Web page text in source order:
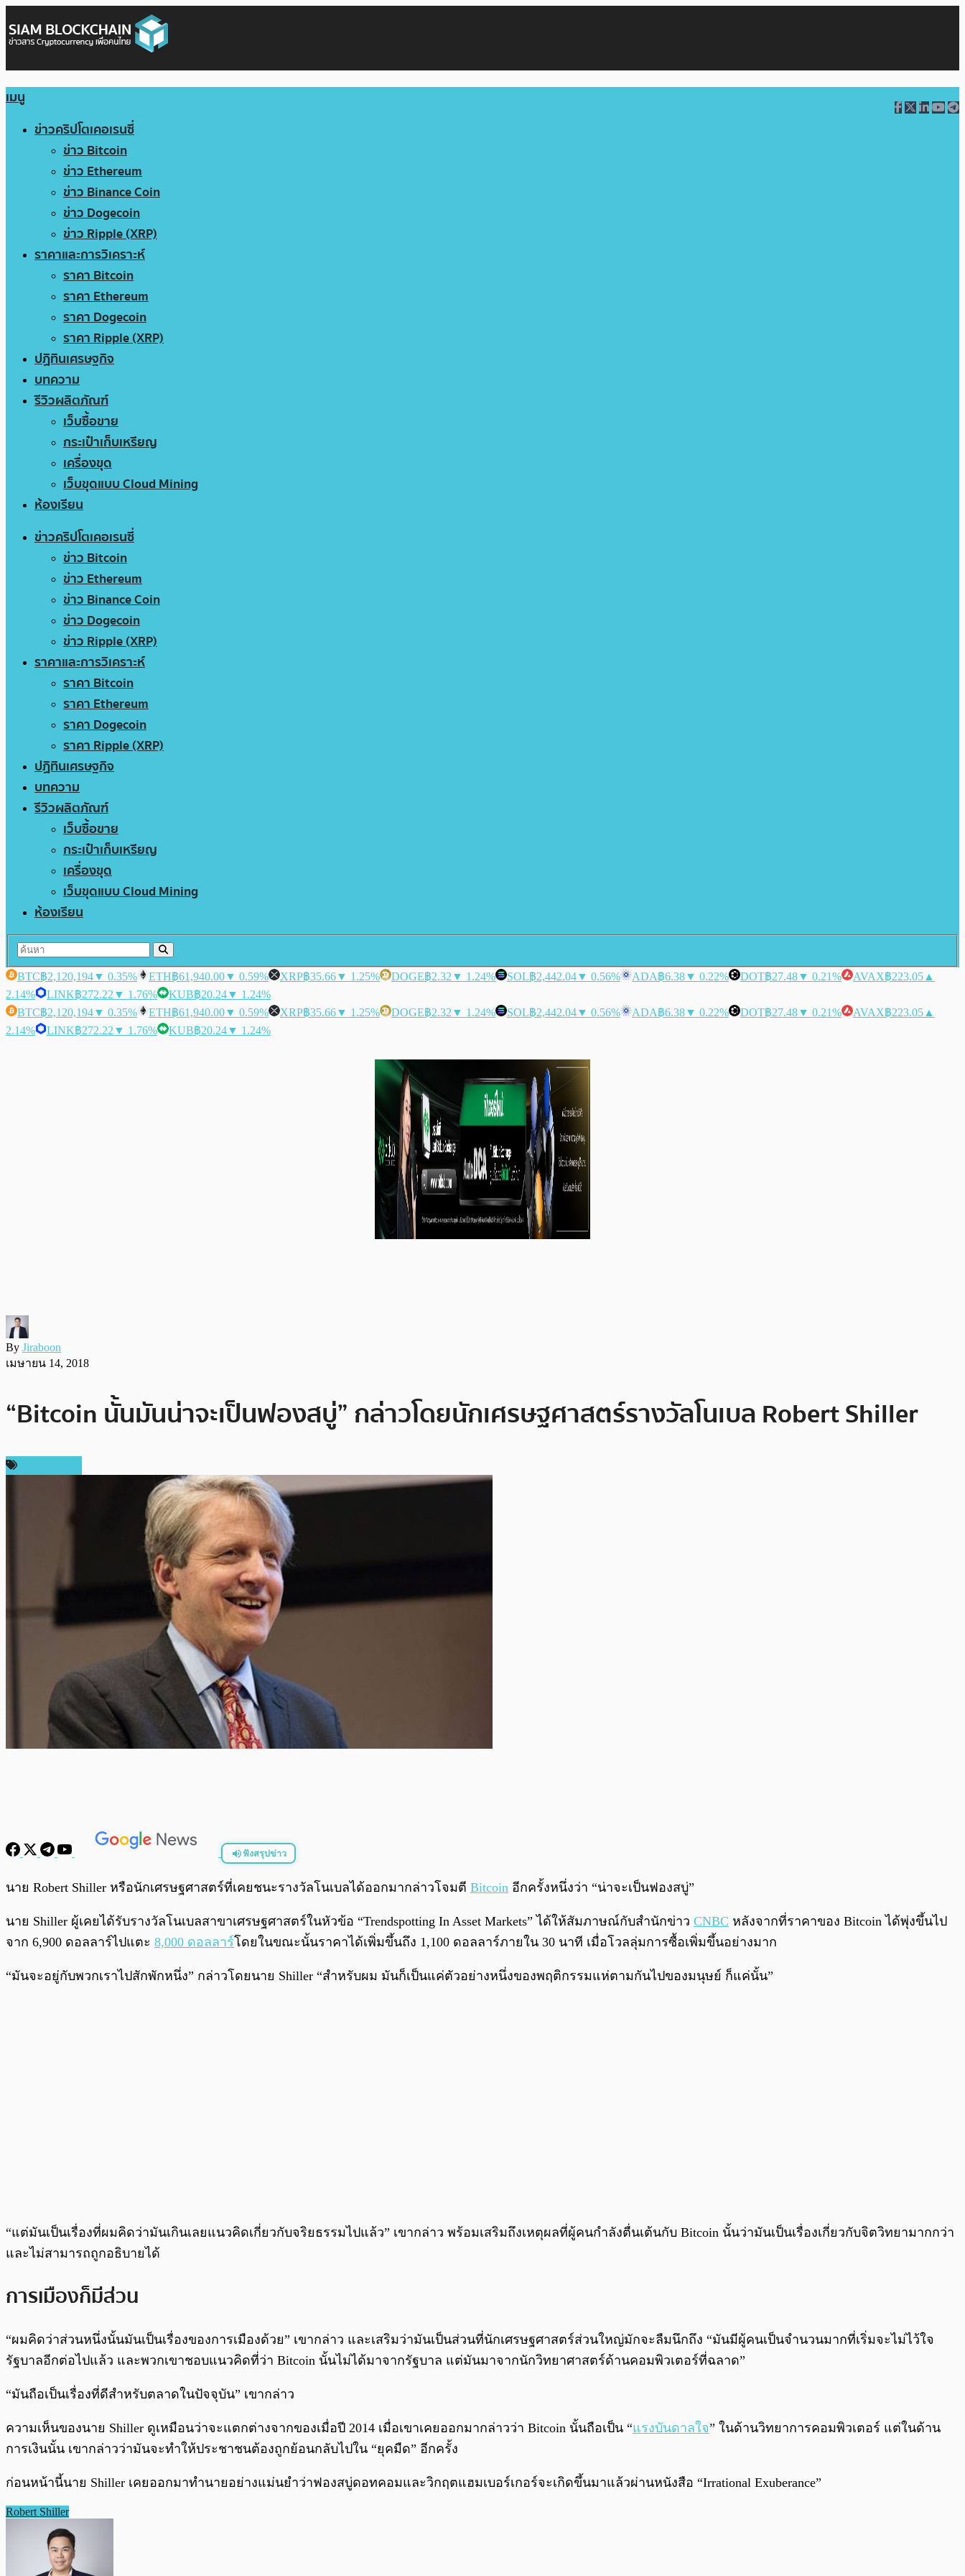
เมนู
ข่าวคริปโตเคอเรนซี่
ข่าว Bitcoin
ข่าว Ethereum
ข่าว Binance Coin
ข่าว Dogecoin
ข่าว Ripple (XRP)
ราคาและการวิเคราะห์
ราคา Bitcoin
ราคา Ethereum
ราคา Dogecoin
ราคา Ripple (XRP)
ปฏิทินเศรษฐกิจ
บทความ
รีวิวผลิตภัณฑ์
เว็บซื้อขาย
กระเป๋าเก็บเหรียญ
เครื่องขุด
เว็บขุดแบบ Cloud Mining
ห้องเรียน
ข่าวคริปโตเคอเรนซี่
ข่าว Bitcoin
ข่าว Ethereum
ข่าว Binance Coin
ข่าว Dogecoin
ข่าว Ripple (XRP)
ราคาและการวิเคราะห์
ราคา Bitcoin
ราคา Ethereum
ราคา Dogecoin
ราคา Ripple (XRP)
ปฏิทินเศรษฐกิจ
บทความ
รีวิวผลิตภัณฑ์
เว็บซื้อขาย
กระเป๋าเก็บเหรียญ
เครื่องขุด
เว็บขุดแบบ Cloud Mining
ห้องเรียน
BTC฿2,120,194▼ 0.35% ETH฿61,940.00▼ 0.59% XRP฿35.66▼ 1.25% DOGE฿2.32 ▼ 1.24% SOL฿2,442.04▼ 0.56% ADA฿6.38▼ 0.22% DOT฿27.48▼ 0.21% AVAX฿223.05 ▲
2.14%
LINK฿272.22 ▼ 1.76% KUB฿20.24▼ 1.24%
BTC฿2,120,194▼ 0.35% ETH฿61,940.00▼ 0.59% XRP฿35.66▼ 1.25% DOGE฿2.32 ▼ 1.24% SOL฿2,442.04▼ 0.56% ADA฿6.38▼ 0.22% DOT฿27.48▼ 0.21% AVAX฿223.05 ▲
2.14%
LINK฿272.22 ▼ 1.76% KUB฿20.24▼ 1.24%
By Jiraboon
เมษายน 14, 2018
“Bitcoin นั้นมันน่าจะเป็นฟองสบู่” กล่าวโดยนักเศรษฐศาสตร์รางวัลโนเบล Robert Shiller
ฟังสรุปข่าว
พร้อมเล่น
นาย Robert Shiller หรือนักเศรษฐศาสตร์ที่เคยชนะรางวัลโนเบลได้ออกมากล่าวโจมตี Bitcoin อีกครั้งหนึ่งว่า “น่าจะเป็นฟองสบู่”
นาย Shiller ผู้เคยได้รับรางวัลโนเบลสาขาเศรษฐศาสตร์ในหัวข้อ “Trendspotting In Asset Markets” ได้ให้สัมภาษณ์กับสำนักข่าว CNBC หลังจากที่ราคาของ Bitcoin ได้พุ่งขึ้นไป
จาก 6,900 ดอลลาร์ไปแตะ 8,000 ดอลลาร์โดยในขณะนั้นราคาได้เพิ่มขึ้นถึง 1,100 ดอลลาร์ภายใน 30 นาที เมื่อโวลลุ่มการซื้อเพิ่มขึ้นอย่างมาก
“มันจะอยู่กับพวกเราไปสักพักหนึ่ง” กล่าวโดยนาย Shiller “สำหรับผม มันก็เป็นแค่ตัวอย่างหนึ่งของพฤติกรรมแห่ตามกันไปของมนุษย์ ก็แค่นั้น”
“แต่มันเป็นเรื่องที่ผมคิดว่ามันเกินเลยแนวคิดเกี่ยวกับจริยธรรมไปแล้ว” เขากล่าว พร้อมเสริมถึงเหตุผลที่ผู้คนกำลังตื่นเต้นกับ Bitcoin นั้นว่ามันเป็นเรื่องเกี่ยวกับจิตวิทยามากกว่า
และไม่สามารถถูกอธิบายได้
การเมืองก็มีส่วน
“ผมคิดว่าส่วนหนึ่งนั้นมันเป็นเรื่องของการเมืองด้วย” เขากล่าว และเสริมว่ามันเป็นส่วนที่นักเศรษฐศาสตร์ส่วนใหญ่มักจะลืมนึกถึง “มันมีผู้คนเป็นจำนวนมากที่เริ่มจะไม่ไว้ใจ
รัฐบาลอีกต่อไปแล้ว และพวกเขาชอบแนวคิดที่ว่า Bitcoin นั้นไม่ได้มาจากรัฐบาล แต่มันมาจากนักวิทยาศาสตร์ด้านคอมพิวเตอร์ที่ฉลาด”
“มันถือเป็นเรื่องที่ดีสำหรับตลาดในปัจจุบัน” เขากล่าว
ความเห็นของนาย Shiller ดูเหมือนว่าจะแตกต่างจากของเมื่อปี 2014 เมื่อเขาเคยออกมากล่าวว่า Bitcoin นั้นถือเป็น “แรงบันดาลใจ” ในด้านวิทยาการคอมพิวเตอร์ แต่ในด้าน
การเงินนั้น เขากล่าวว่ามันจะทำให้ประชาชนต้องถูกย้อนกลับไปใน “ยุคมืด” อีกครั้ง
ก่อนหน้านี้นาย Shiller เคยออกมาทำนายอย่างแม่นยำว่าฟองสบู่ดอทคอมและวิกฤตแฮมเบอร์เกอร์จะเกิดขึ้นมาแล้วผ่านหนังสือ “Irrational Exuberance”
Robert Shiller